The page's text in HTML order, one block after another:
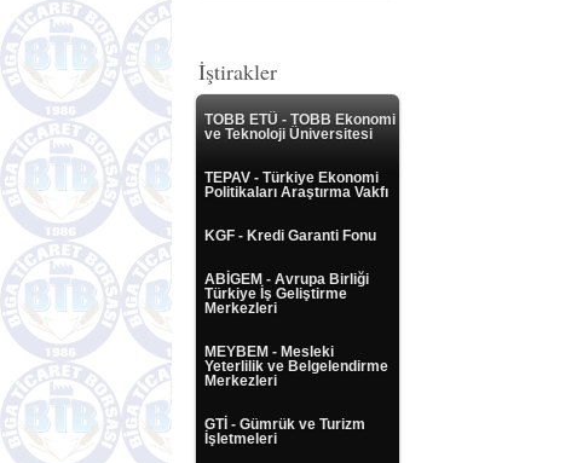
İştirakler
TOBB ETÜ - TOBB Ekonomi
ve Teknoloji Üniversitesi
TEPAV - Türkiye Ekonomi
Politikaları Araştırma Vakfı
KGF - Kredi Garanti Fonu
ABİGEM - Avrupa Birliği
Türkiye İş Geliştirme
Merkezleri
MEYBEM - Mesleki
Yeterlilik ve Belgelendirme
Merkezleri
GTİ - Gümrük ve Turizm
İşletmeleri